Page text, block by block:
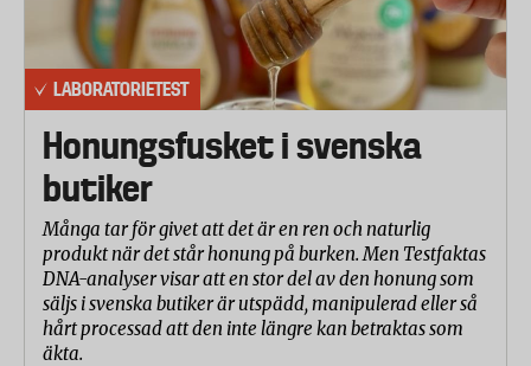
LABORATORIETEST
Honungsfusket i svenska
butiker
Många tar för givet att det är en ren och naturlig
produkt när det står honung på burken. Men Testfaktas
DNA-analyser visar att en stor del av den honung som
säljs i svenska butiker är utspädd, manipulerad eller så
hårt processad att den inte längre kan betraktas som
äkta.